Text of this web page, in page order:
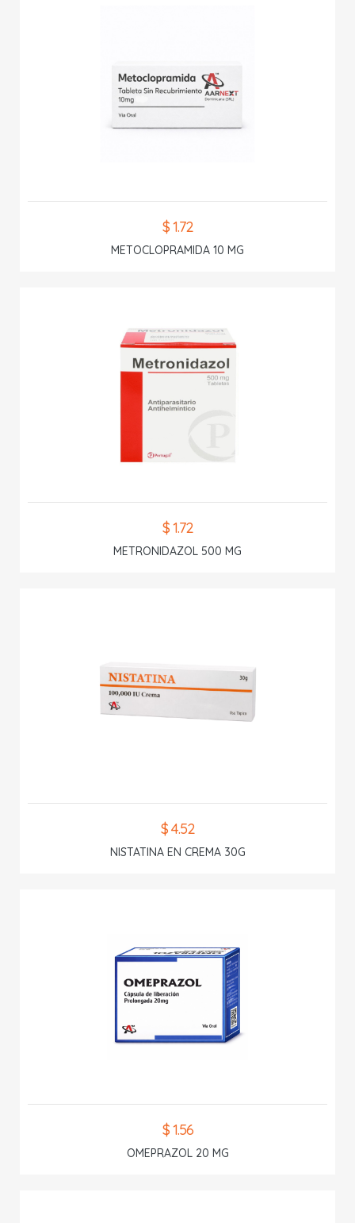
$ 1.72
METOCLOPRAMIDA 10 MG
$ 1.72
METRONIDAZOL 500 MG
$ 4.52
NISTATINA EN CREMA 30G
$ 1.56
OMEPRAZOL 20 MG